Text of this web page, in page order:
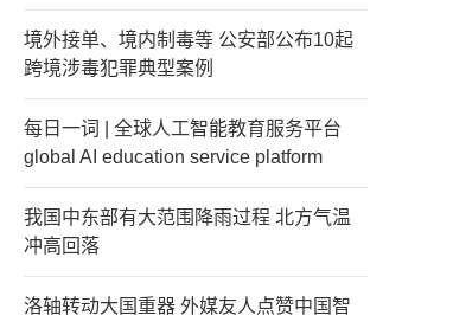
境外接单、境内制毒等 公安部公布10起
跨境涉毒犯罪典型案例
每日一词 | 全球人工智能教育服务平台
global AI education service platform
我国中东部有大范围降雨过程 北方气温
冲高回落
洛轴转动大国重器 外媒友人点赞中国智